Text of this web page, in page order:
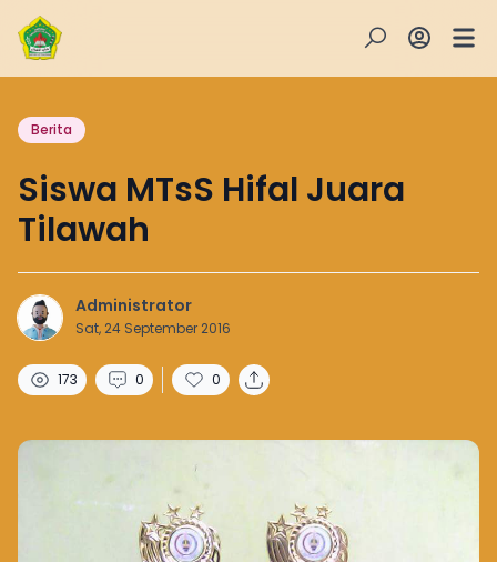
Berita
Siswa MTsS Hifal Juara
Tilawah
Administrator
Sat, 24 September 2016
173 0 0